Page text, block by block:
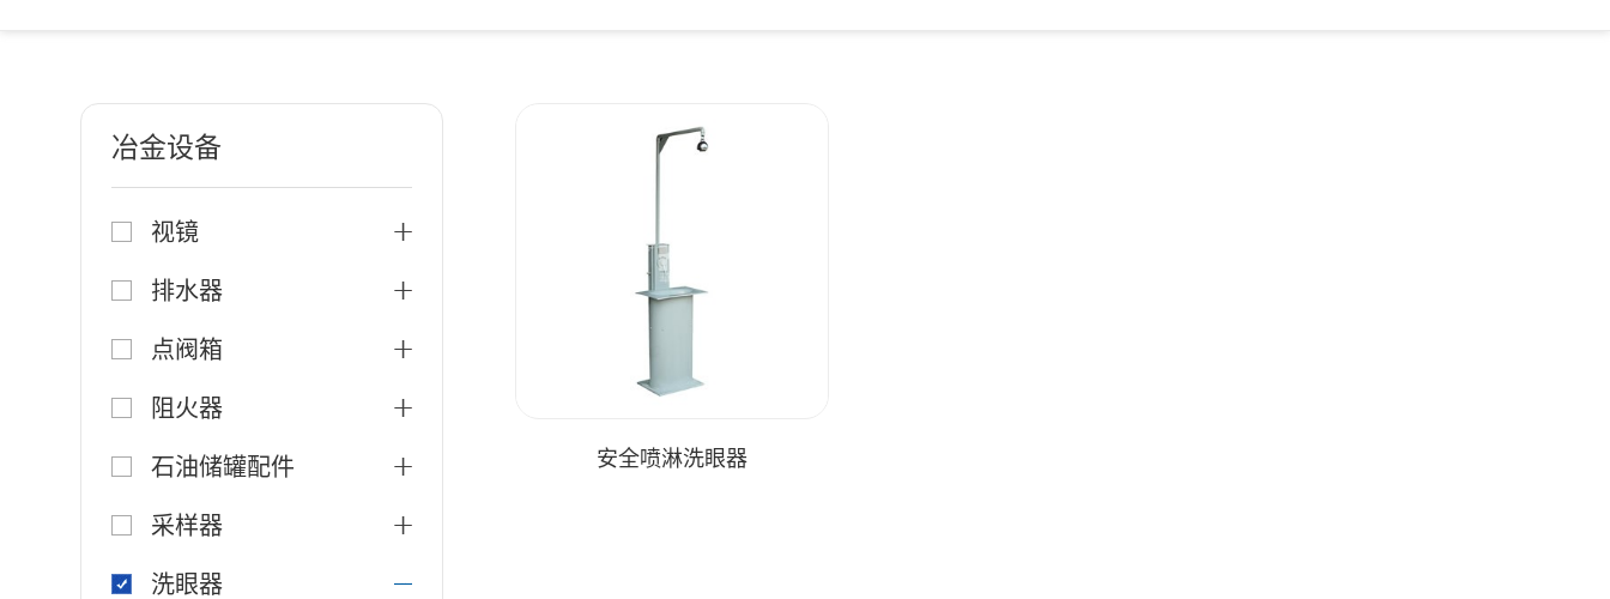
冶金设备
视镜
排水器
点阀箱
阻火器
石油储罐配件
采样器
洗眼器
安全喷淋洗眼器